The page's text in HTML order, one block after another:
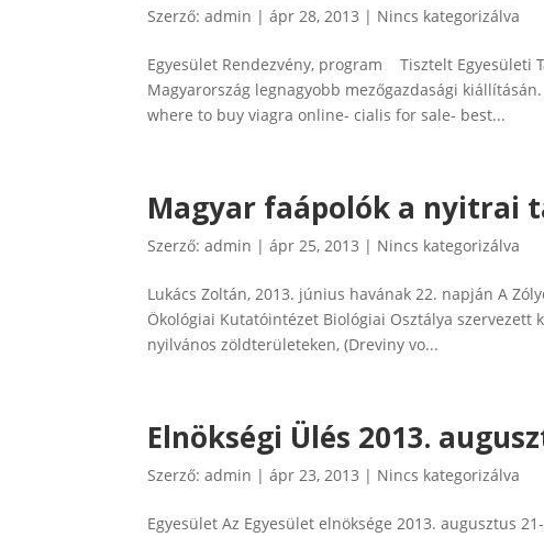
Szerző:admin |ápr 28, 2013 | Nincs kategorizálva
Egyesület Rendezvény, program Tisztelt Egyesületi
Magyarország legnagyobb mezőgazdasági
where to buy viagra online- cialis for sale- best...
Magyar faápolók a nyitrai
Szerző:admin |ápr 25, 2013 | Nincs kategorizálva
Lukács Zoltán, 2013. június havának 22. napján A
Ökológiai Kutatóintézet Biológiai Osztálya szervezett
nyilvános zöldterületeken, (Dreviny vo...
Elnökségi Ülés 2013.
Szerző:admin |ápr 23, 2013 | Nincs kategorizálva
Egyesület Az Egyesület elnöksége 2013. augusztus